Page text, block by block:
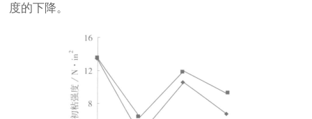
度的下降。